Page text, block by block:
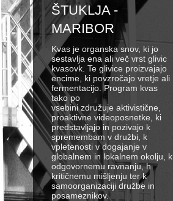
ŠTUKLJA -
MARIBOR
Kvas je organska snov, ki jo
sestavlja ena ali več vrst glivic
kvasovk. Te glivice proizvajajo
encime, ki povzročajo vretje ali
fermentacijo. Program kvas
tako po
vsebini združuje aktivistične,
proaktivne videoposnetke, ki
predstavljajo in pozivajo k
spremembam v družbi, k
vpletenosti v dogajanje v
globalnem in lokalnem okolju, k
odgovornemu ravnanju, h
kritičnemu mišljenju ter k
samoorganizaciji družbe in
posameznikov.